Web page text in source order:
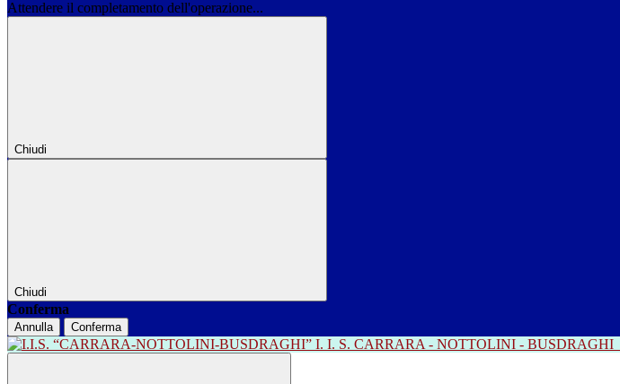
Attendere il completamento dell'operazione...
Chiudi
Chiudi
Conferma
Annulla Conferma
I. I. S. CARRARA - NOTTOLINI - BUSDRAGHI